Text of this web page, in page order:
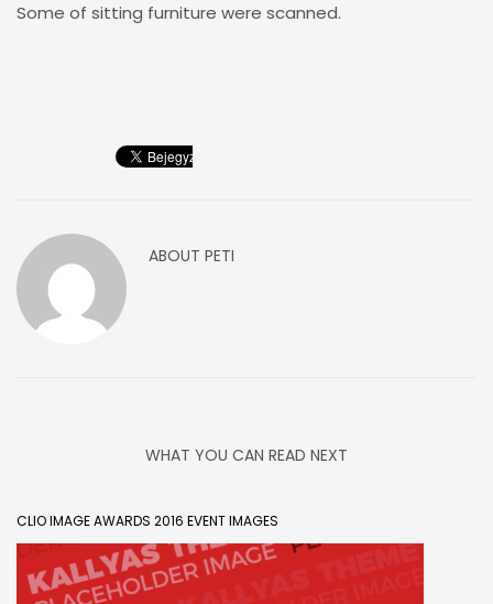
Some of sitting furniture were scanned.
ABOUT PETI
WHAT YOU CAN READ NEXT
CLIO IMAGE AWARDS 2016 EVENT IMAGES